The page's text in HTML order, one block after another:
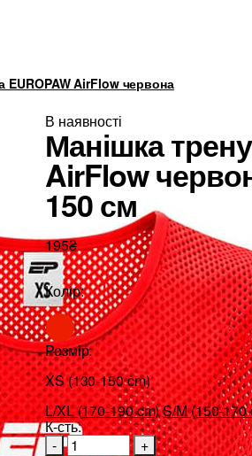
EUROPAW AirFlow червона
В наявності
Манішка
AirFlow
150 см
195₴
Колір:
Розмір:
XS (130-150 cm)
L/XL (170-190 cm)S/M (150-170
К-сть:
-
+